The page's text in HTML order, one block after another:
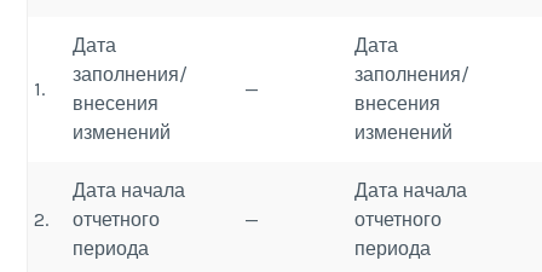
1.
Дата
заполнения/
внесения
изменений
—
Дата
заполнения/
внесения
изменений
2.
Дата начала
отчетного
периода
—
Дата начала
отчетного
периода